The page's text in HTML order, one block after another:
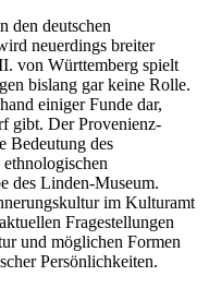
den deutschen
neuerdings breiter
von Württemberg spielt
bislang gar keine Rolle.
einiger Funde dar,
gibt. Der Provenienz-
Bedeutung des
des Linden-Museum.
im Kulturamt
Fragestellungen
und möglichen Formen
Persönlichkeiten.